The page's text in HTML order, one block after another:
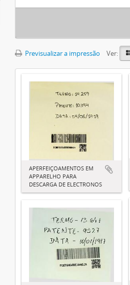
Previsualizar a impressão Ver:
APERFEIÇOAMENTOS EM
APPARELHO PARA
DESCARGA DE ELECTRONOS